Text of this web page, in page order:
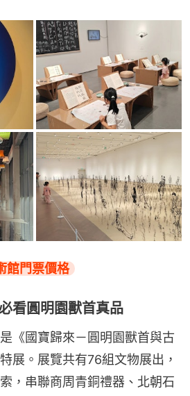
館門票價格
看圓明園獸首真品
《國寶歸來－圓明園獸首與古
展。展覽共有76組文物展出，
，串聯商周青銅禮器、北朝石